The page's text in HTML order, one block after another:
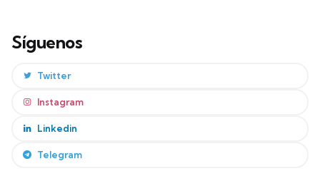
Síguenos
Twitter
Instagram
Linkedin
Telegram